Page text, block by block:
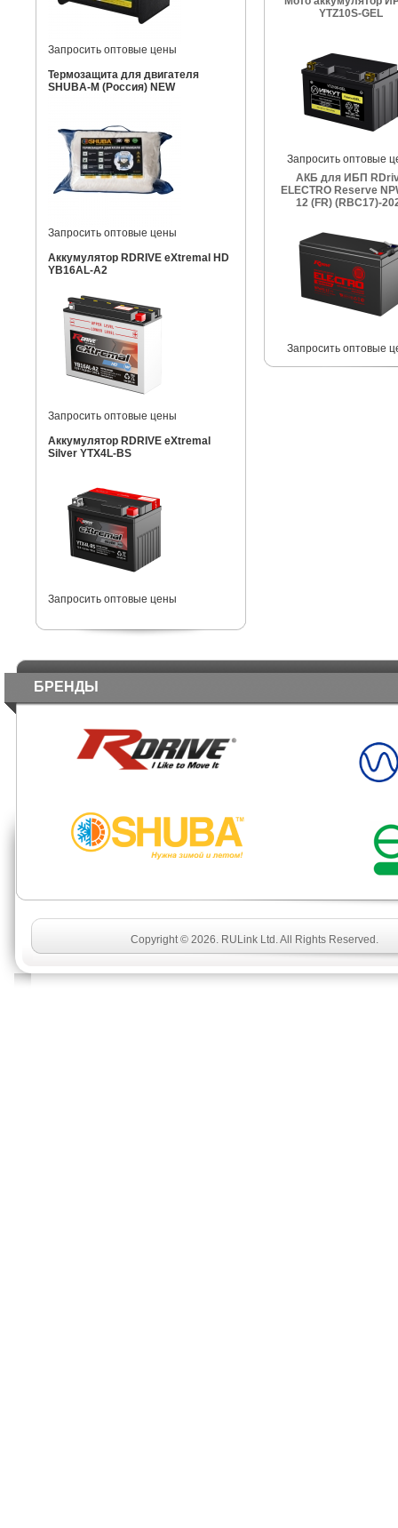
Запросить оптовые цены
Термозащита для двигателя
SHUBA-M (Россия) NEW
Запросить оптовые цены
Аккумулятор RDRIVE eXtremal HD
YB16AL-A2
Запросить оптовые цены
Аккумулятор RDRIVE eXtremal
Silver YTX4L-BS
Запросить оптовые цены
YTZ10S-GEL
Запросить оптовые
АКБ для ИБП
ELECTRO Reserve
12 (FR) (RBC17)-
Запросить оптовые
БРЕНДЫ
Copyright © 2026. RULink Ltd. All Rights Reserved.